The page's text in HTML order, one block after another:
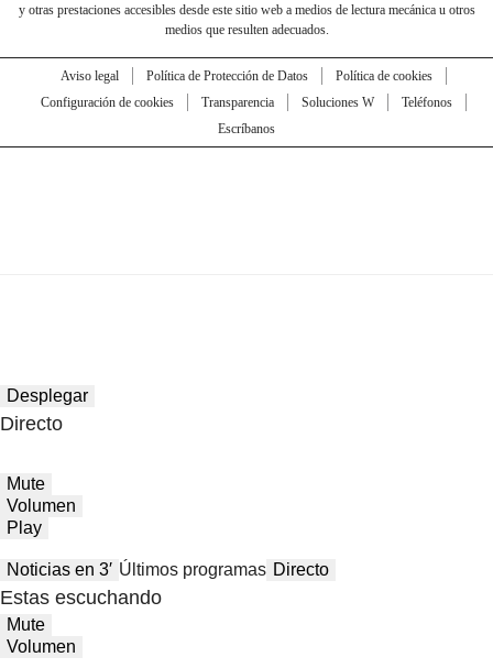
y otras prestaciones accesibles desde este sitio web a medios de lectura mecánica u otros
medios que resulten adecuados.
Aviso legal Política de Protección de Datos
Política de cookies
Configuración de cookies
Transparencia Soluciones W
Teléfonos
Escríbanos
Desplegar
Directo
Mute
Volumen
Play
Noticias en 3′ Últimos programas Directo
Estas escuchando
Mute
Volumen